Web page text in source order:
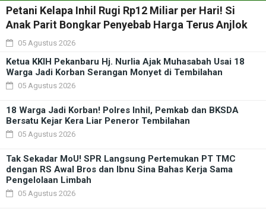
Petani Kelapa Inhil Rugi Rp12 Miliar per Hari! Si
Anak Parit Bongkar Penyebab Harga Terus Anjlok
05 Agustus 2026
Ketua KKIH Pekanbaru Hj. Nurlia Ajak Muhasabah Usai 18
Warga Jadi Korban Serangan Monyet di Tembilahan
05 Agustus 2026
18 Warga Jadi Korban! Polres Inhil, Pemkab dan BKSDA
Bersatu Kejar Kera Liar Peneror Tembilahan
05 Agustus 2026
Tak Sekadar MoU! SPR Langsung Pertemukan PT TMC
dengan RS Awal Bros dan Ibnu Sina Bahas Kerja Sama
Pengelolaan Limbah
05 Agustus 2026